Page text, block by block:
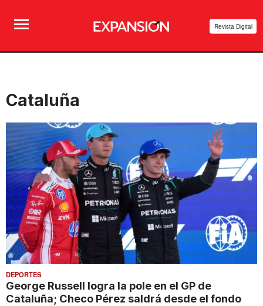
Revista Digital
Cataluña
DEPORTES
George Russell logra la pole en el GP de
Cataluña; Checo Pérez saldrá desde el fondo